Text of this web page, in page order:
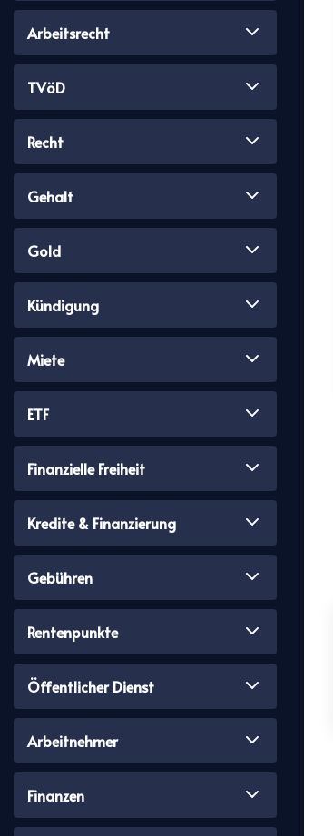
Arbeitsrecht
TVöD
Recht
Gehalt
Gold
Kündigung
Miete
ETF
Finanzielle Freiheit
Kredite & Finanzierung
Gebühren
Rentenpunkte
Öffentlicher Dienst
Arbeitnehmer
Finanzen